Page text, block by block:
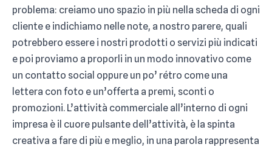
problema: creiamo uno spazio in più nella scheda di ogni
cliente e indichiamo nelle note, a nostro parere, quali
potrebbero essere i nostri prodotti o servizi più indicati
e poi proviamo a proporli in un modo innovativo come
un contatto social oppure un po’ rétro come una
lettera con foto e un’offerta a premi, sconti o
promozioni. L’attività commerciale all’interno di ogni
impresa è il cuore pulsante dell’attività, è la spinta
creativa a fare di più e meglio, in una parola rappresenta